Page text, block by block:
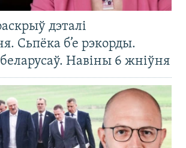
дэталі
Сьпёка б’е рэкорды.
Навіны 6 жніўня